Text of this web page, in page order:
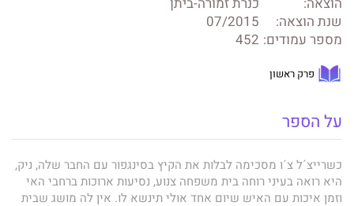
שנת הוצאה:
07/2015
מספר עמודים: 452
פרק ראשון
על הספר
כשרייצ´ל צ´ו מסכימה לבלות את הקיץ בסינגפור עם החבר שלה, ניק,
היא רואה בעיני רוחה בית משפחה צנוע, נסיעות ארוכות ברחבי האי
וזמן איכות עם האיש שיום אחד אולי תינשא לו. אין לה מושג שבית